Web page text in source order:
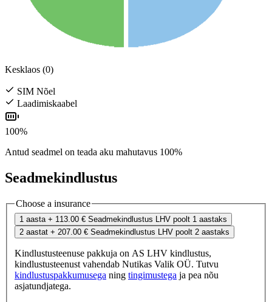
Kesklaos (0)
SIM Nõel
Laadimiskaabel
100%
Antud seadmel on teada aku mahutavus 100%
Seadmekindlustus
Choose a insurance
1 aasta + 113.00 € Seadmekindlustus LHV poolt 1 aastaks
2 aastat + 207.00 € Seadmekindlustus LHV poolt 2 aastaks
Kindlustusteenuse pakkuja on AS LHV kindlustus,
kindlustusteenust vahendab Nutikas Valik OÜ. Tutvu
kindlustuspakkumusega ning tingimustega ja pea nõu
asjatundjatega.